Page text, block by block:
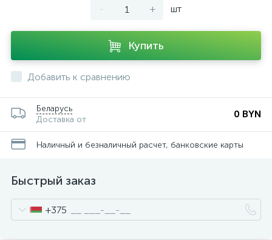
- + шт
Купить
Добавить к сравнению
Беларусь
Доставка от
0 BYN
Наличный и безналичный расчет, банковские карты
Быстрый заказ
+375